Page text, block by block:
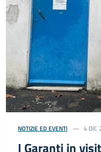
NOTIZIE ED EVENTI 4 DIC
I Garanti in